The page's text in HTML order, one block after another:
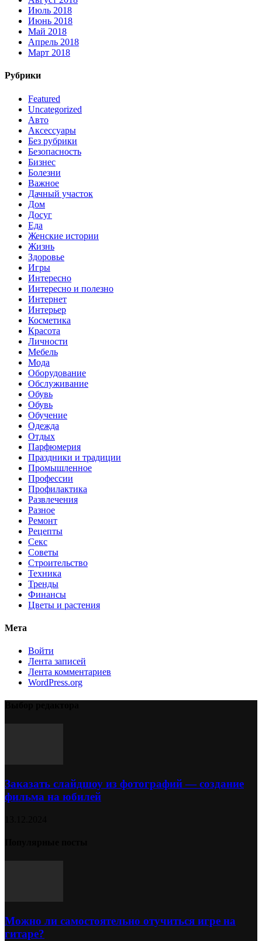
Июль 2018
Июнь 2018
Май 2018
Апрель 2018
Март 2018
Рубрики
Featured
Uncategorized
Авто
Аксессуары
Без рубрики
Безопасность
Бизнес
Болезни
Важное
Дачный участок
Дом
Досуг
Еда
Женские истории
Жизнь
Здоровье
Игры
Интересно
Интересно и полезно
Интернет
Интерьер
Косметика
Красота
Личности
Мебель
Мода
Оборудование
Обслуживание
Обувь
Обувь
Обучение
Одежда
Отдых
Парфюмерия
Праздники и традиции
Промышленное
Профессии
Профилактика
Развлечения
Разное
Ремонт
Рецепты
Секс
Советы
Строительство
Техника
Тренды
Финансы
Цветы и растения
Мета
Войти
Лента записей
Лента комментариев
WordPress.org
Заказать слайдшоу из фотографий — создание
фильма на юбилей
Можно ли самостоятельно отучиться игре на
гитаре?